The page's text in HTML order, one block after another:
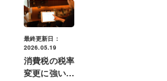
最終更新日：
2026.05.19
消費税の税率
変更に強いス